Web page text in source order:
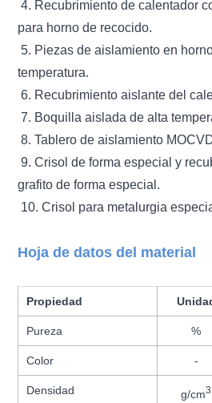
4. Recubrimiento de calentador
para horno de recocido.
5. Piezas de aislamiento en
temperatura.
6. Recubrimiento aislante del
7. Boquilla aislada de alta
8. Tablero de aislamiento
9. Crisol de forma especial y
grafito de forma especial.
10. Crisol para metalurgia
Hoja de datos del material
Propiedad
Pureza %
Color -
Densidad g/cm3